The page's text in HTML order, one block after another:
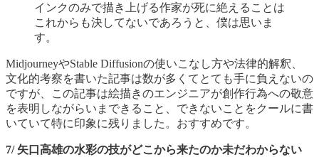
インクのみで描き上げる作家が死に絶えることは
これからも決してないであろうと、僕は思いま
す。
MidjourneyやStable Diffusionの使いこなし方や法律的解釈、
文化的考察を書いた記事は数が多くてとても手に負えないの
ですが、この記事は絵描きのエンジニアが創作行為への敬意
を表明しながらいまできること、できないことをクールに書
いていて特に印象に残りました。おすすめです。
7/ 矢口高雄の水彩の技がどこから来たのか未だわからない